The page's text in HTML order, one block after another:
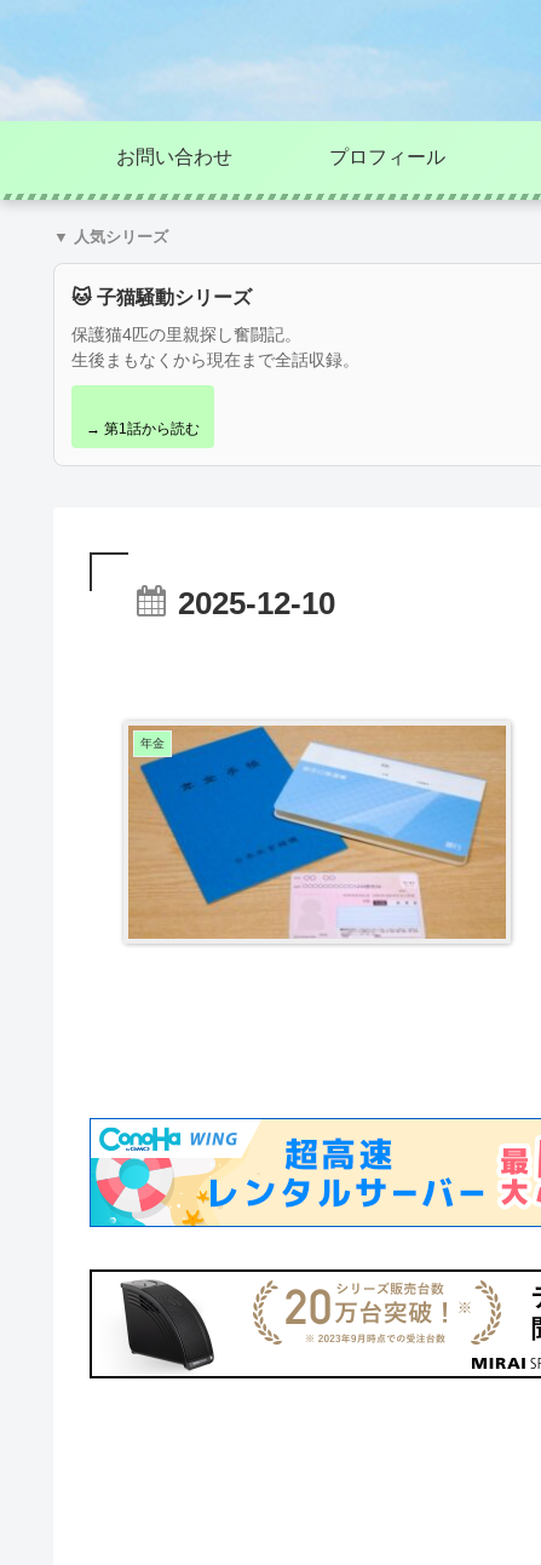
お問い合わせ プロフィール
▼ 人気シリーズ
🐱 子猫騒動シリーズ
保護猫4匹の里親探し奮闘記。
生後まもなくから現在まで全話収録。
→ 第1話から読む
2025-12-10
年金